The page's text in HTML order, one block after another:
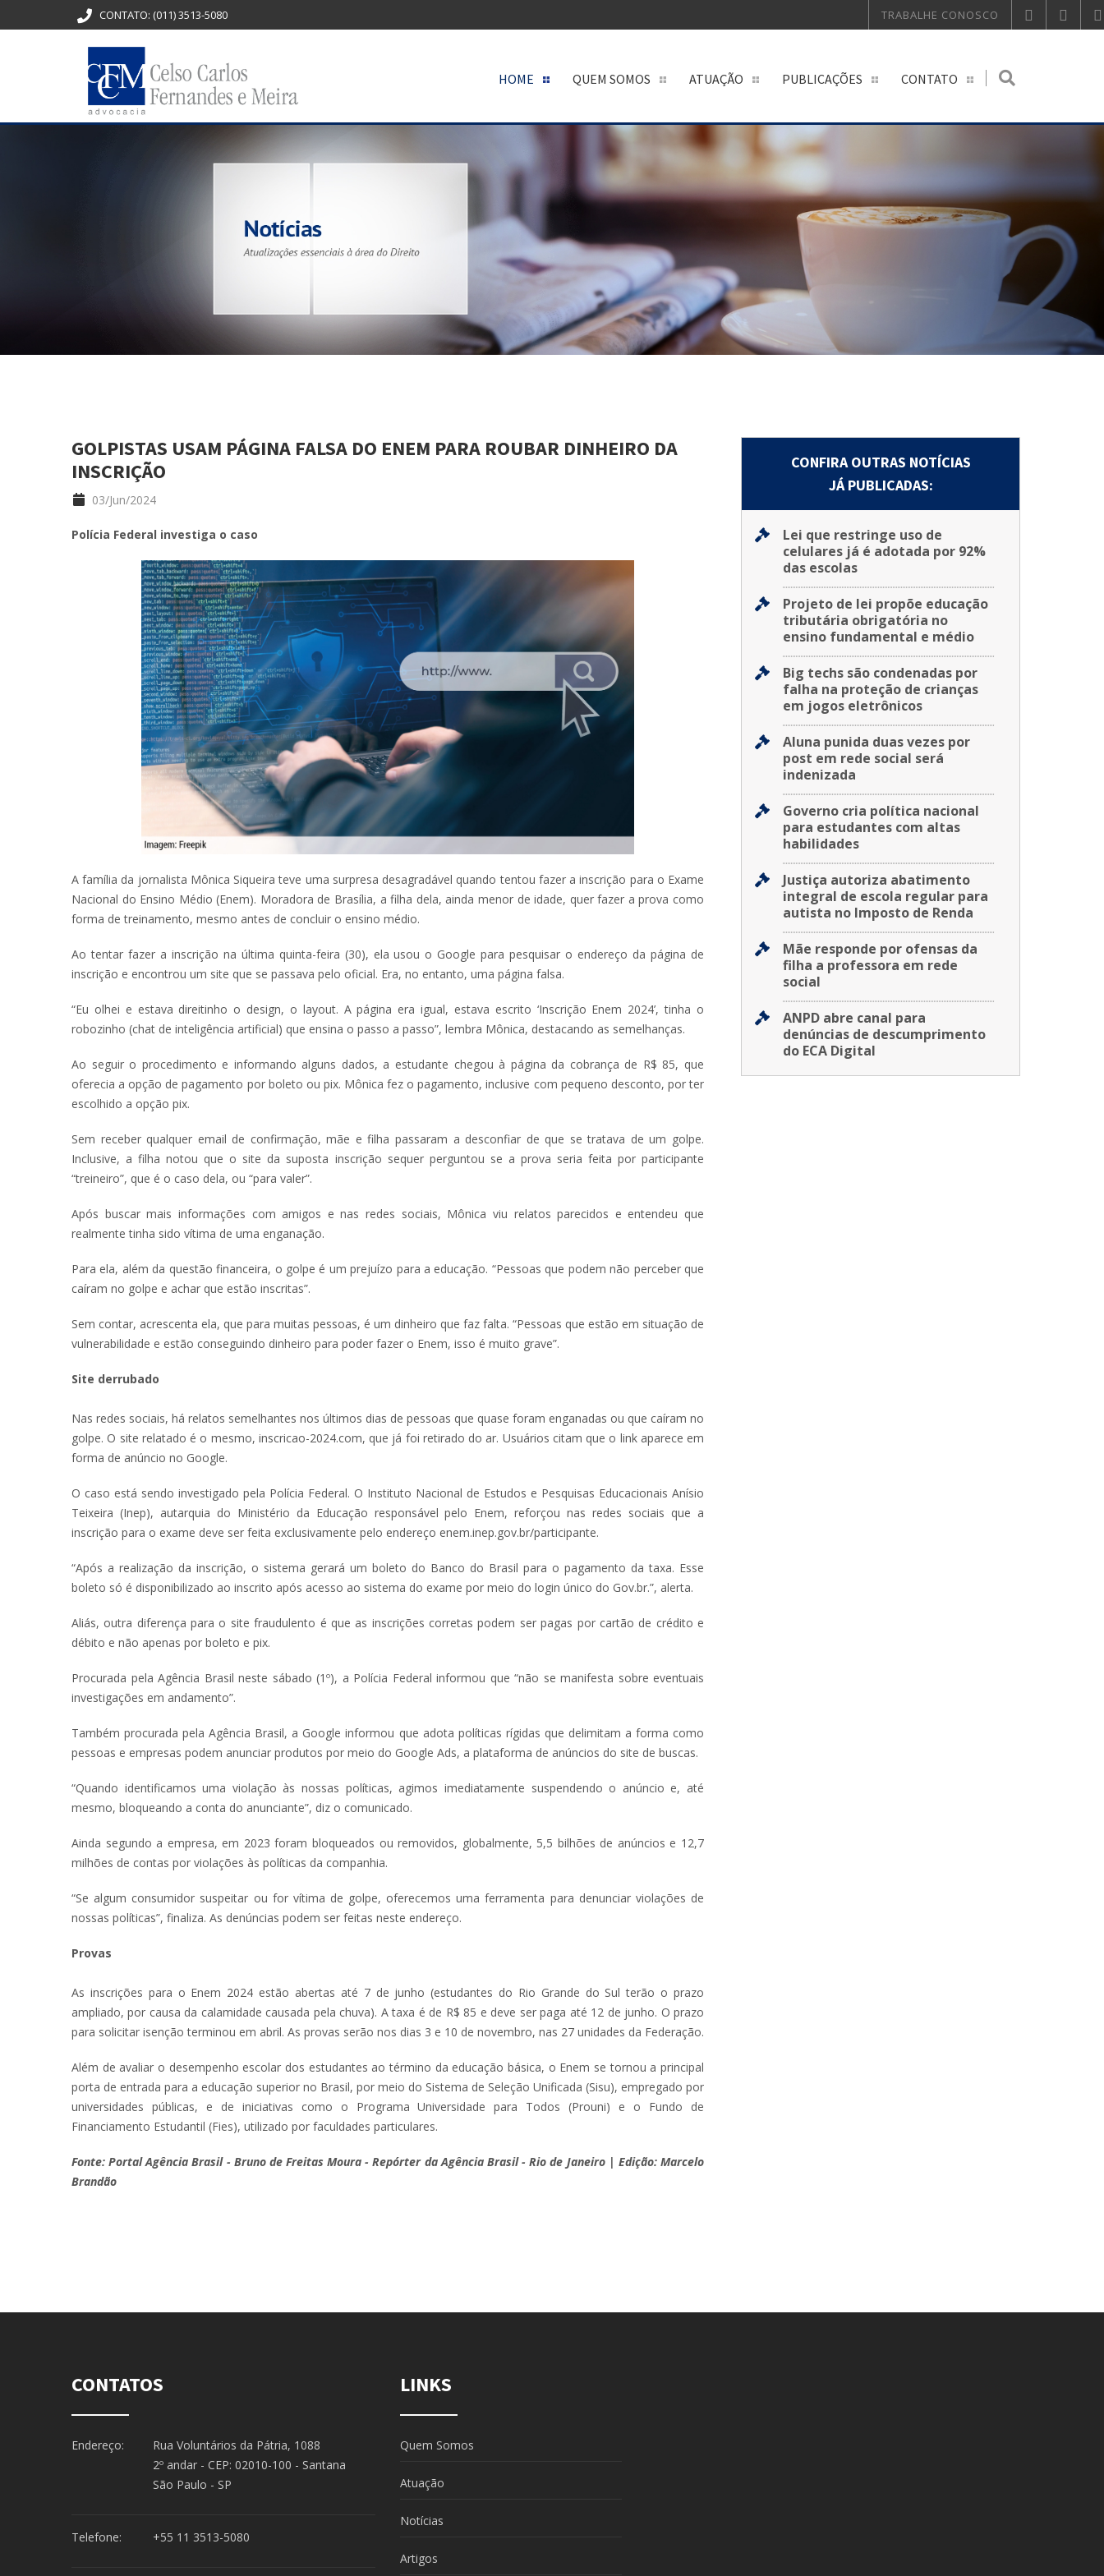
CONTATO: (011) 3513-5080 TRABALHE CONOSCO
HOME QUEM SOMOS ATUAÇÃO PUBLICAÇÕES CONTATO
GOLPISTAS USAM PÁGINA FALSA DO ENEM PARA ROUBAR DINHEIRO DA
INSCRIÇÃO
03/Jun/2024
Polícia Federal investiga o caso
A família da jornalista Mônica Siqueira teve uma surpresa desagradável quando tentou fazer a inscrição para o Exame
Nacional do Ensino Médio (Enem). Moradora de Brasília, a filha dela, ainda menor de idade, quer fazer a prova como
forma de treinamento, mesmo antes de concluir o ensino médio.
Ao tentar fazer a inscrição na última quinta-feira (30), ela usou o Google para pesquisar o endereço da página de
inscrição e encontrou um site que se passava pelo oficial. Era, no entanto, uma página falsa.
“Eu olhei e estava direitinho o design, o layout. A página era igual, estava escrito ‘Inscrição Enem 2024’, tinha o
robozinho (chat de inteligência artificial) que ensina o passo a passo”, lembra Mônica, destacando as semelhanças.
Ao seguir o procedimento e informando alguns dados, a estudante chegou à página da cobrança de R$ 85, que
oferecia a opção de pagamento por boleto ou pix. Mônica fez o pagamento, inclusive com pequeno desconto, por ter
escolhido a opção pix.
Sem receber qualquer email de confirmação, mãe e filha passaram a desconfiar de que se tratava de um golpe.
Inclusive, a filha notou que o site da suposta inscrição sequer perguntou se a prova seria feita por participante
“treineiro”, que é o caso dela, ou “para valer”.
Após buscar mais informações com amigos e nas redes sociais, Mônica viu relatos parecidos e entendeu que
realmente tinha sido vítima de uma enganação.
Para ela, além da questão financeira, o golpe é um prejuízo para a educação. “Pessoas que podem não perceber que
caíram no golpe e achar que estão inscritas”.
Sem contar, acrescenta ela, que para muitas pessoas, é um dinheiro que faz falta. “Pessoas que estão em situação de
vulnerabilidade e estão conseguindo dinheiro para poder fazer o Enem, isso é muito grave”.
Site derrubado
Nas redes sociais, há relatos semelhantes nos últimos dias de pessoas que quase foram enganadas ou que caíram no
golpe. O site relatado é o mesmo, inscricao-2024.com, que já foi retirado do ar. Usuários citam que o link aparece em
forma de anúncio no Google.
O caso está sendo investigado pela Polícia Federal. O Instituto Nacional de Estudos e Pesquisas Educacionais Anísio
Teixeira (Inep), autarquia do Ministério da Educação responsável pelo Enem, reforçou nas redes sociais que a
inscrição para o exame deve ser feita exclusivamente pelo endereço enem.inep.gov.br/participante.
“Após a realização da inscrição, o sistema gerará um boleto do Banco do Brasil para o pagamento da taxa. Esse
boleto só é disponibilizado ao inscrito após acesso ao sistema do exame por meio do login único do Gov.br.”, alerta.
Aliás, outra diferença para o site fraudulento é que as inscrições corretas podem ser pagas por cartão de crédito e
débito e não apenas por boleto e pix.
Procurada pela Agência Brasil neste sábado (1º), a Polícia Federal informou que “não se manifesta sobre eventuais
investigações em andamento”.
Também procurada pela Agência Brasil, a Google informou que adota políticas rígidas que delimitam a forma como
pessoas e empresas podem anunciar produtos por meio do Google Ads, a plataforma de anúncios do site de buscas.
“Quando identificamos uma violação às nossas políticas, agimos imediatamente suspendendo o anúncio e, até
mesmo, bloqueando a conta do anunciante”, diz o comunicado.
Ainda segundo a empresa, em 2023 foram bloqueados ou removidos, globalmente, 5,5 bilhões de anúncios e 12,7
milhões de contas por violações às políticas da companhia.
“Se algum consumidor suspeitar ou for vítima de golpe, oferecemos uma ferramenta para denunciar violações de
nossas políticas”, finaliza. As denúncias podem ser feitas neste endereço.
Provas
As inscrições para o Enem 2024 estão abertas até 7 de junho (estudantes do Rio Grande do Sul terão o prazo
ampliado, por causa da calamidade causada pela chuva). A taxa é de R$ 85 e deve ser paga até 12 de junho. O prazo
para solicitar isenção terminou em abril. As provas serão nos dias 3 e 10 de novembro, nas 27 unidades da Federação.
Além de avaliar o desempenho escolar dos estudantes ao término da educação básica, o Enem se tornou a principal
porta de entrada para a educação superior no Brasil, por meio do Sistema de Seleção Unificada (Sisu), empregado por
universidades públicas, e de iniciativas como o Programa Universidade para Todos (Prouni) e o Fundo de
Financiamento Estudantil (Fies), utilizado por faculdades particulares.
Fonte: Portal Agência Brasil - Bruno de Freitas Moura - Repórter da Agência Brasil - Rio de Janeiro | Edição: Marcelo
Brandão
CONFIRA OUTRAS NOTÍCIAS
JÁ PUBLICADAS:
Lei que restringe uso de
celulares já é adotada por 92%
das escolas
Projeto de lei propõe educação
tributária obrigatória no
ensino fundamental e médio
Big techs são condenadas por
falha na proteção de crianças
em jogos eletrônicos
Aluna punida duas vezes por
post em rede social será
indenizada
Governo cria política nacional
para estudantes com altas
habilidades
Justiça autoriza abatimento
integral de escola regular para
autista no Imposto de Renda
Mãe responde por ofensas da
filha a professora em rede
social
ANPD abre canal para
denúncias de descumprimento
do ECA Digital
CONTATOS
Endereço:
Rua Voluntários da Pátria, 1088
2º andar - CEP: 02010-100 - Santana
São Paulo - SP
Telefone: +55 11 3513-5080
LINKS
Quem Somos
Atuação
Notícias
Artigos